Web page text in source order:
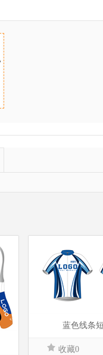
蓝色线条
收藏0